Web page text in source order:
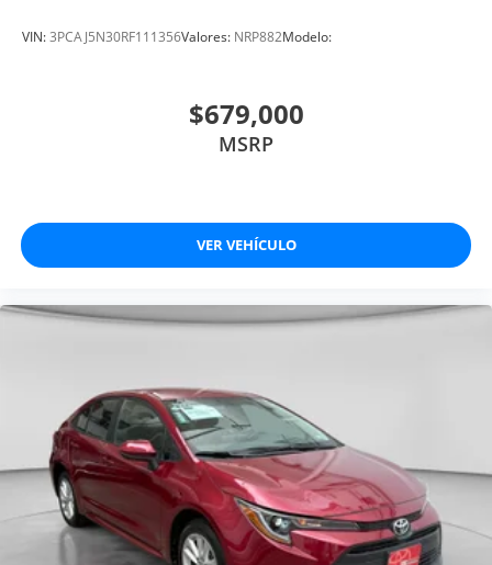
VIN:3PCAJ5N30RF111356Valores: NRP882Modelo:
$679,000
MSRP
VER VEHÍCULO